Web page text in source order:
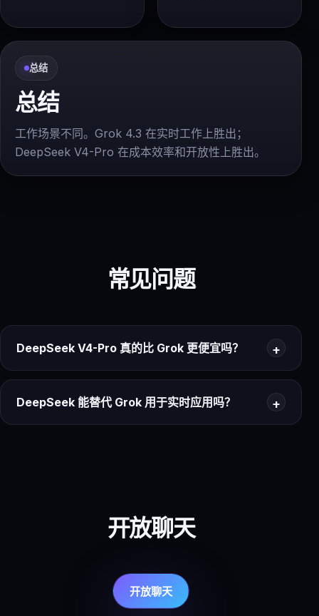
总结
总结
工作场景不同。Grok 4.3 在实时工作上胜出；
DeepSeek V4-Pro 在成本效率和开放性上胜出。
常见问题
DeepSeek V4-Pro 真的比 Grok 更便宜吗？
DeepSeek 能替代 Grok 用于实时应用吗？
开放聊天
开放聊天